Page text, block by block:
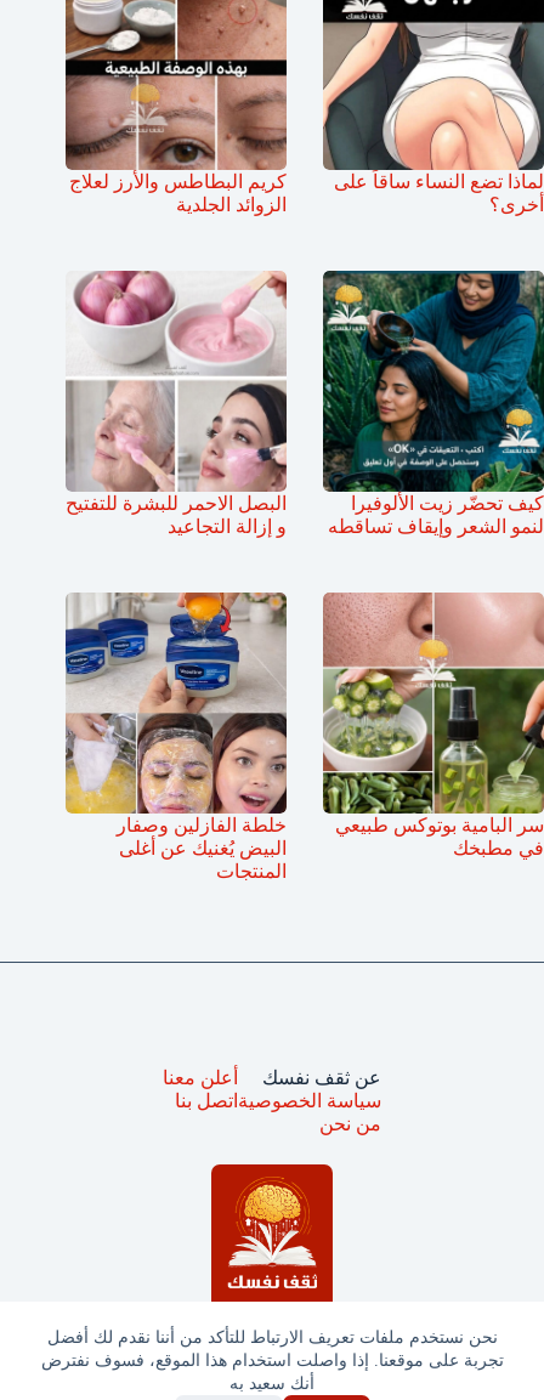
نحن نستخدم ملفات تعريف الارتباط للتأكد من أننا نقدم لك أفضل
تجربة على موقعنا. إذا واصلت استخدام هذا الموقع، فسوف نفترض
أنك سعيد به
لماذا تضع النساء ساقاً على
أخرى؟
كريم البطاطس والأرز لعلاج
الزوائد الجلدية
كيف تحضّر زيت الألوفيرا
لنمو الشعر وإيقاف تساقطه
البصل الاحمر للبشرة للتفتيح
و إزالة التجاعيد
سر البامية بوتوكس طبيعي
في مطبخك
خلطة الفازلين وصفار
البيض يُغنيك عن أغلى
المنتجات
جميع الحقوق محفوظة © ثقف نفسك 2025
عن ثقف نفسك
سياسة الخصوصية
من نحن
أعلن معنا
اتصل بنا